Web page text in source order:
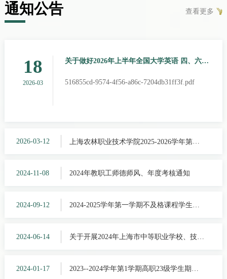
通知公告 查看更多
18
2026-03
关于做好2026年上半年全国大学英语 四、六级
516855cd-9574-4f56-a86c-7204db31ff3f.pdf
2026-03-12
上海农林职业技术学院2025-2026学年第二
2024-11-08 2024年教职工师德师风、年度考核通知
2024-09-12
2024-2025学年第一学期不及格课程学生开
2024-06-14
关于开展2024年上海市中等职业学校、技工
2024-01-17
2023--2024学年第1学期高职23级学生期末